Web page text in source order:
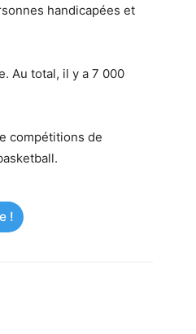
handicapées et
Au total, il y a 7 000
compétitions de
!